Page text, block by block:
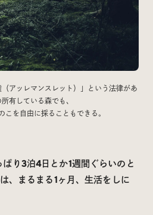
アッレマンスレット）」という法律があ
有している森でも、
こを自由に採ることもできる。
り3泊4日とか1週間ぐらいのと
、まるまる1ヶ月、生活をしに